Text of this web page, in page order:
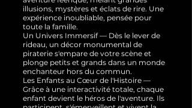
illusions, mystères et éclats de rire. Une
expérience inoubliable, pensée pour
toute la famille.
Un Univers Immersif — Dès le lever de
rideau, un décor monumental de
piraterie s'empare de votre scène et
plonge petits et grands dans un monde
enchanteur hors du commun.
Les Enfants au Cœur de l'Histoire —
Grâce à une interactivité totale, chaque
enfant devient le héros de l'aventure. Ils